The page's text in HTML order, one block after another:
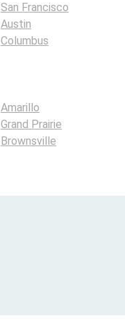
San Francisco
Austin
Columbus
Amarillo
Grand Prairie
Brownsville